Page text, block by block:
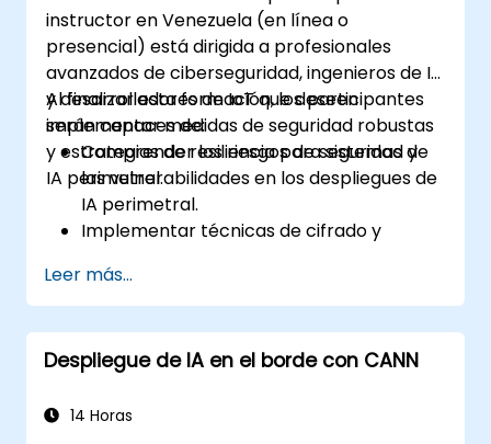
instructor en Venezuela (en línea o
presencial) está dirigida a profesionales
avanzados de ciberseguridad, ingenieros de IA
y desarrolladores de IoT que deseen
implementar medidas de seguridad robustas
y estrategias de resiliencia para sistemas de
IA perimetral.
Al finalizar esta formación, los participantes
serán capaces de:
Comprender los riesgos de seguridad y
las vulnerabilidades en los despliegues de
IA perimetral.
Implementar técnicas de cifrado y
datos.
Diseñar arquitecturas de IA perimetral
resilientes capaces de soportar
amenazas cibernéticas.
de modelos de IA en entornos
Leer más...
Despliegue de IA en el borde con CANN
14 Horas